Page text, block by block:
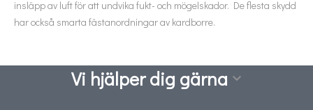
insläpp av luft för att undvika fukt- och mögelskador. De flesta skydd
har också smarta fästanordningar av kardborre.
Vi hjälper dig gärna 